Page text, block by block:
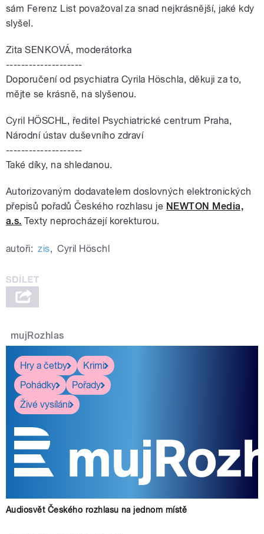
sám Ferenz List považoval za snad nejkrásnější, jaké kdy
slyšel.
Zita SENKOVÁ, moderátorka
--------------------
Doporučení od psychiatra Cyrila Höschla, děkuji za to,
mějte se krásně, na slyšenou.
Cyril HÖSCHL, ředitel Psychiatrické centrum Praha,
Národní ústav duševního zdraví
--------------------
Také díky, na shledanou.
Autorizovaným dodavatelem doslovných elektronických
přepisů pořadů Českého rozhlasu je NEWTON Media,
a.s. Texty neprocházejí korekturou.
autoři: zis, Cyril Höschl
mujRozhlas
Hry a četby
Krimi
Pohádky
Pořady
Živé vysílání
Audiosvět Českého rozhlasu na jednom místě